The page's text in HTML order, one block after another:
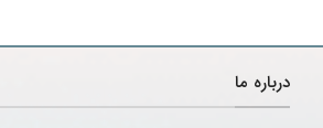
درباره ما